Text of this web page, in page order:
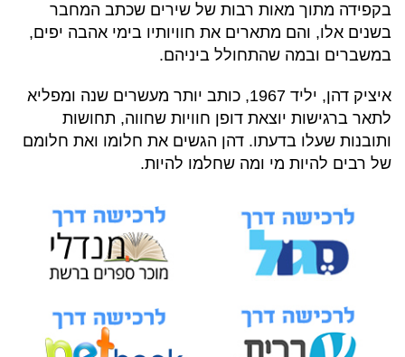
בקפידה מתוך מאות רבות של שירים שכתב המחבר
בשנים אלו, והם מתארים את חוויותיו בימי אהבה יפים,
במשברים ובמה שהתחולל ביניהם.
איציק דהן, יליד 1967, כותב יותר מעשרים שנה ומפליא
לתאר ברגישות יוצאת דופן חוויות שחווה, תחושות
ותובנות שעלו בדעתו. דהן הגשים את חלומו ואת חלומם
של רבים להיות מי ומה שחלמו להיות.